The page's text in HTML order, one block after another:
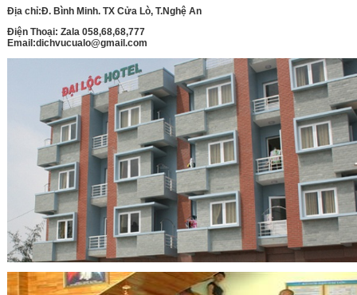
Địa chỉ:Đ. Bình Minh. TX Cửa Lò, T.Nghệ An
Điện Thoại: Zala 058,68,68,777
Email:dichvucualo@gmail.com